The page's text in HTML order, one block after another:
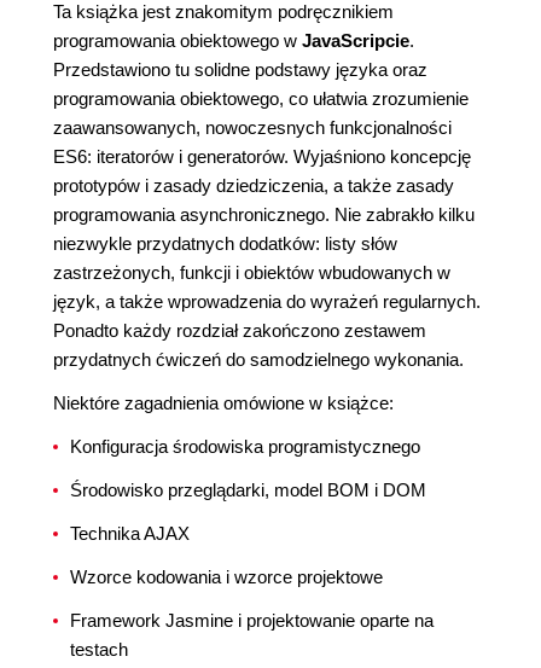
Ta książka jest znakomitym podręcznikiem
programowania obiektowego w JavaScripcie.
Przedstawiono tu solidne podstawy języka oraz
programowania obiektowego, co ułatwia zrozumienie
zaawansowanych, nowoczesnych funkcjonalności
ES6: iteratorów i generatorów. Wyjaśniono koncepcję
prototypów i zasady dziedziczenia, a także zasady
programowania asynchronicznego. Nie zabrakło kilku
niezwykle przydatnych dodatków: listy słów
zastrzeżonych, funkcji i obiektów wbudowanych w
język, a także wprowadzenia do wyrażeń regularnych.
Ponadto każdy rozdział zakończono zestawem
przydatnych ćwiczeń do samodzielnego wykonania.
Niektóre zagadnienia omówione w książce:
Konfiguracja środowiska programistycznego
Środowisko przeglądarki, model BOM i DOM
Technika AJAX
Wzorce kodowania i wzorce projektowe
Framework Jasmine i projektowanie oparte na
testach